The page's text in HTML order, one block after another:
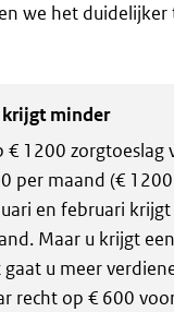
we het
minder
€ 1200 zorgtoeslag
per maand (€
en februari krijgt
Maar u krijgt
u meer
recht op € 600